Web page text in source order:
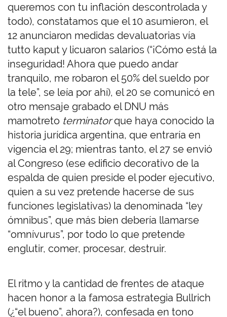
queremos con tu inflación descontrolada y
todo), constatamos que el 10 asumieron, el
12 anunciaron medidas devaluatorias vía
tutto kaput y licuaron salarios (“¡Cómo está la
inseguridad! Ahora que puedo andar
tranquilo, me robaron el 50% del sueldo por
la tele”, se leía por ahí), el 20 se comunicó en
otro mensaje grabado el DNU más
mamotreto terminatorque haya conocido la
historia jurídica argentina, que entraría en
vigencia el 29; mientras tanto, el 27 se envió
al Congreso (ese edificio decorativo de la
espalda de quien preside el poder ejecutivo,
quien a su vez pretende hacerse de sus
funciones legislativas) la denominada “ley
ómnibus”, que más bien debería llamarse
“omnívurus”, por todo lo que pretende
englutir, comer, procesar, destruir.
El ritmo y la cantidad de frentes de ataque
hacen honor a la famosa estrategia Bullrich
(¿“el bueno”, ahora?), confesada en tono